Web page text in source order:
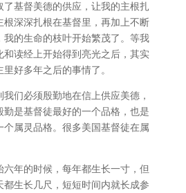
了基督美德的供应，让我的主根扎
根深深扎根在基督里，再加上不断
我的生命的枝叶开始繁茂了。等我
和读经上开始得到亮光之后，其实
好多年之后的事情了。
们必须殷勤地在信上供应美德，
是基督徒最好的一个品格，也是
个属灵品格。很多美国基督徒在属
年的时候，每年都生长一寸，但
生长几尺，短短时间内就长成参